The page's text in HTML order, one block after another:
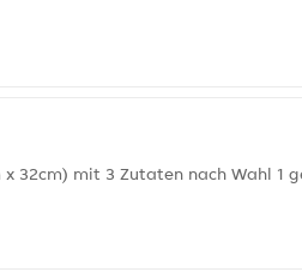
32cm) mit 3 Zutaten nach Wahl 1